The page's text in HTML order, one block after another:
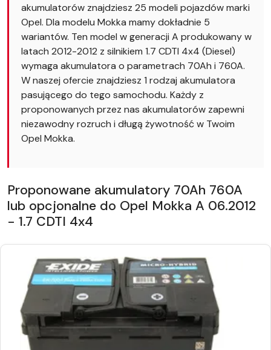
akumulatorów znajdziesz 25 modeli pojazdów marki
Opel. Dla modelu Mokka mamy dokładnie 5
wariantów. Ten model w generacji A produkowany w
latach 2012-2012 z silnikiem 1.7 CDTI 4x4 (Diesel)
wymaga akumulatora o parametrach 70Ah i 760A.
W naszej ofercie znajdziesz 1 rodzaj akumulatora
pasującego do tego samochodu. Każdy z
proponowanych przez nas akumulatorów zapewni
niezawodny rozruch i długą żywotność w Twoim
Opel Mokka.
Proponowane akumulatory 70Ah 760A
lub opcjonalne do Opel Mokka A 06.2012
- 1.7 CDTI 4x4